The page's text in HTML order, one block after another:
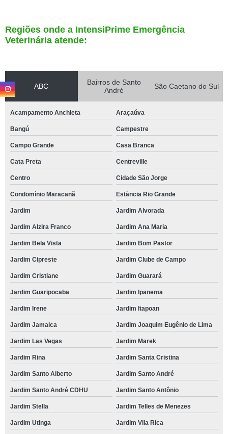
Regiões onde a IntensiPrime Emergência
Veterinária atende:
ABC
Bairros de Santo
André
São Caetano do Sul
Acampamento Anchieta Araçaúva
Bangú Campestre
Campo Grande Casa Branca
Cata Preta Centreville
Centro Cidade São Jorge
Condomínio Maracanã Estância Rio Grande
Jardim Jardim Alvorada
Jardim Alzira Franco Jardim Ana Maria
Jardim Bela Vista Jardim Bom Pastor
Jardim Cipreste Jardim Clube de Campo
Jardim Cristiane Jardim Guarará
Jardim Guaripocaba Jardim Ipanema
Jardim Irene Jardim Itapoan
Jardim Jamaica Jardim Joaquim Eugênio de Lima
Jardim Las Vegas Jardim Marek
Jardim Rina Jardim Santa Cristina
Jardim Santo Alberto Jardim Santo André
Jardim Santo André CDHU Jardim Santo Antônio
Jardim Stella Jardim Telles de Menezes
Jardim Utinga Jardim Vila Rica